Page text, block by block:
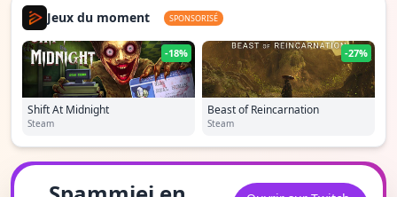
Jeux du moment SPONSORISÉ
-18%
Shift At Midnight
Steam
-27%
Beast of Reincarnation
Steam